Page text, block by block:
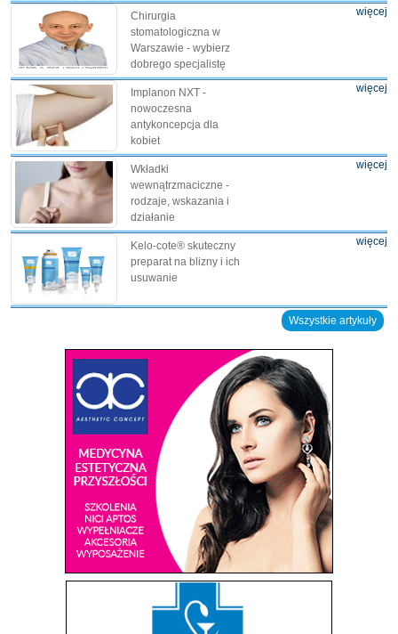
Chirurgia
stomatologiczna w
Warszawie - wybierz
dobrego specjalistę
więcej
Implanon NXT -
nowoczesna
antykoncepcja dla
kobiet
więcej
Wkładki
wewnątrzmaciczne -
rodzaje, wskazania i
działanie
więcej
Kelo-cote® skuteczny
preparat na blizny i ich
usuwanie
więcej
Wszystkie artykuły